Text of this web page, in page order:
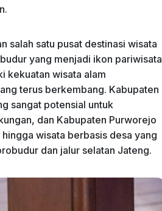
salah satu pusat destinasi wisata
yang menjadi ikon pariwisata
kekuatan wisata alam
terus berkembang. Kabupaten
sangat potensial untuk
dan Kabupaten Purworejo
wisata berbasis desa yang
dan jalur selatan Jateng.